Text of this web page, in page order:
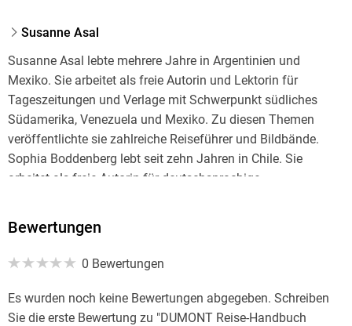
Susanne Asal
Susanne Asal lebte mehrere Jahre in Argentinien und
Mexiko. Sie arbeitet als freie Autorin und Lektorin für
Tageszeitungen und Verlage mit Schwerpunkt südliches
Südamerika, Venezuela und Mexiko. Zu diesen Themen
veröffentlichte sie zahlreiche Reiseführer und Bildbände.
Sophia Boddenberg lebt seit zehn Jahren in Chile. Sie
arbeitet als freie Autorin für deutschsprachige
der Wüste im Norden bis zu den Gletschern im Süden bereist.
Am meisten fasziniert sie die Vielfalt der Natur und die
Bewertungen
0 Bewertungen
Es wurden noch keine Bewertungen abgegeben. Schreiben
Sie die erste Bewertung zu "DUMONT Reise-Handbuch